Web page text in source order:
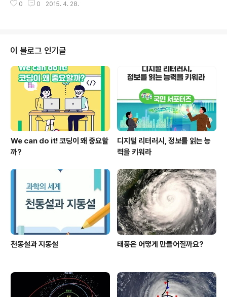
활용한 장애이해 수업이 전국적으로 실시됐습니다. 초등학
은 서로 장애에 대한 생각과 경험을 나누고, 장애인을 보다
자연스럽게 이해하는 시간을 갖게 됩니다. 또 장애인의 날
을 맞아 장애학생 교육 유공자 143명에게는 부총리 겸 교
육부장관 표창을 수여합니다.이날 표창은 장애학생 교육에
공헌한 분들을 격려하고, 우수사례를 나누기 위하여 교원,
공무원, 장애대학생 업무담당자..
0 0 2015. 4. 28.
이 블로그 인기글
We can do it! 코딩이 왜 중요할
까?
디지털 리터러시, 정보를 읽는 능
력을 키워라
천동설과 지동설 태풍은 어떻게 만들어질까요?